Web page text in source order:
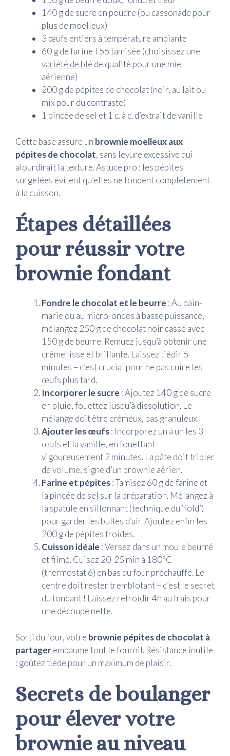
140 g de sucre en poudre (ou cassonade pour
plus de moelleux)
3 œufs entiers à température ambiante
60 g de farine T55 tamisée (choisissez une
variété de blé de qualité pour une mie
aérienne)
200 g de pépites de chocolat (noir, au lait ou
mix pour du contraste)
1 pincée de sel et 1 c. à c. d’extrait de vanille
Cette base assure un brownie moelleux aux
pépites de chocolat, sans levure excessive qui
alourdirait la texture. Astuce pro : les pépites
surgelées évitent qu’elles ne fondent complètement
à la cuisson.
Étapes détaillées
pour réussir votre
brownie fondant
Fondre le chocolat et le beurre : Au bain-
marie ou au micro-ondes à basse puissance,
mélangez 250 g de chocolat noir cassé avec
150 g de beurre. Remuez jusqu’à obtenir une
crème lisse et brillante. Laissez tiédir 5
minutes – c’est crucial pour ne pas cuire les
œufs plus tard.
Incorporer le sucre : Ajoutez 140 g de sucre
en pluie, fouettez jusqu’à dissolution. Le
mélange doit être crémeux, pas granuleux.
Ajouter les œufs: Incorporez un à un les 3
œufs et la vanille, en fouettant
vigoureusement 2 minutes. La pâte doit tripler
de volume, signe d’un brownie aérien.
Farine et pépites: Tamisez 60 g de farine et
la pincée de sel sur la préparation. Mélangez à
la spatule en sillonnant (technique du ‘fold’)
pour garder les bulles d’air. Ajoutez enfin les
200 g de pépites froides.
Cuisson idéale : Versez dans un moule beurré
et filmé. Cuisez 20-25 min à 180°C
(thermostat 6) en bas du four préchauffé. Le
centre doit rester tremblotant – c’est le secret
du fondant ! Laissez refroidir 4h au frais pour
une découpe nette.
Sorti du four, votre brownie pépites de chocolat à
partagerembaume tout le fournil. Résistance inutile
: goûtez tiède pour un maximum de plaisir.
Secrets de boulanger
pour élever votre
brownie au niveau